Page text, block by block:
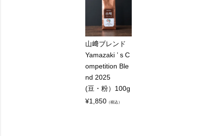
山﨑ブレンド
Yamazaki ’ｓC
ompetition Ble
nd 2025
(豆・粉）100g
¥1,850 （税込）